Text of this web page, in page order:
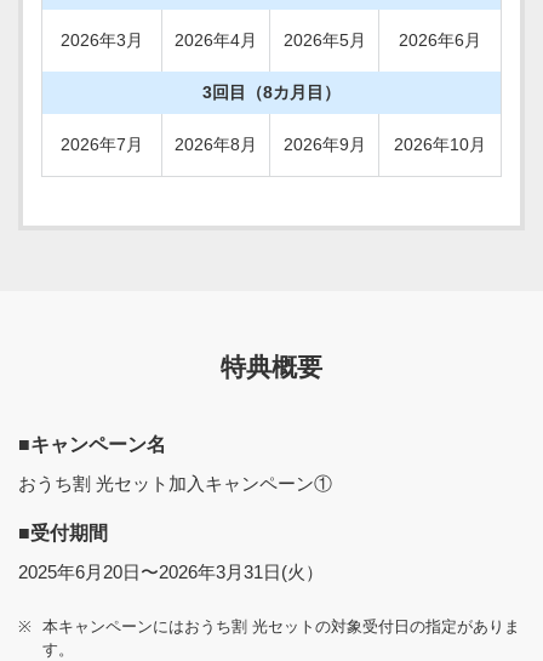
2026年3月 2026年4月 2026年5月 2026年6月
3回目（8カ月目）
2026年7月 2026年8月 2026年9月 2026年10月
特典概要
■キャンペーン名
おうち割 光セット加入キャンペーン①
■受付期間
2025年6月20日〜2026年3月31日(火）
※
本キャンペーンにはおうち割 光セットの対象受付日の指定がありま
す。